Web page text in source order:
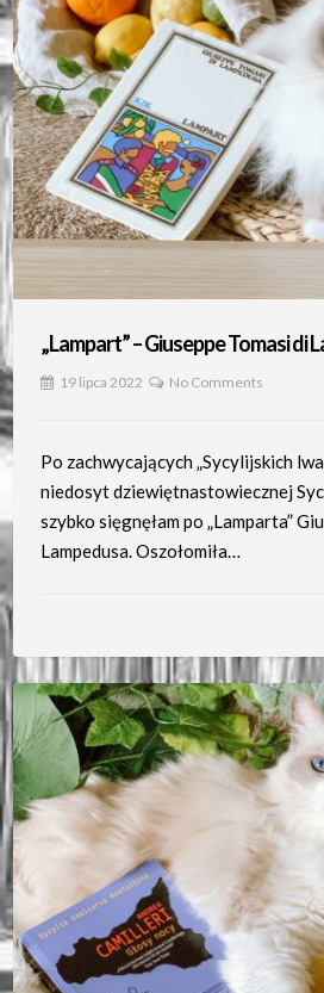
„Lampart” – Giuseppe Tomasi di
19 lipca 2022 No Comments
Po zachwycających „Sycylijskich
niedosyt dziewiętnastowiecznej
szybko sięgnęłam po „Lamparta”
Lampedusa. Oszołomiła…